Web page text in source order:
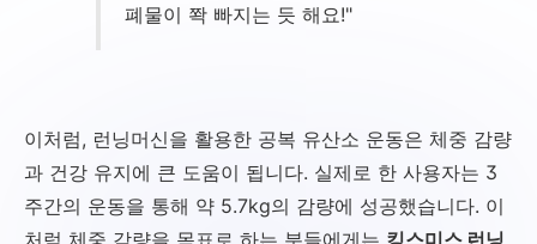
폐물이 쫙 빠지는 듯 해요!"
이처럼, 런닝머신을 활용한 공복 유산소 운동은 체중 감량
과 건강 유지에 큰 도움이 됩니다. 실제로 한 사용자는 3
주간의 운동을 통해 약 5.7kg의 감량에 성공했습니다. 이
처럼 체중 감량을 목표로 하는 분들에게는 킹스미스 런닝